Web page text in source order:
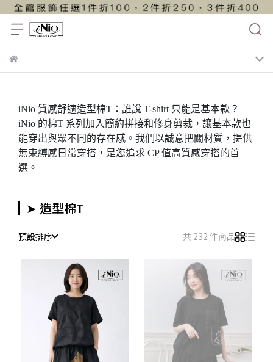
iNio 質感舒適造型棉T：誰說 T-shirt 只能是基本款？
iNio 的棉T 系列加入簡約拼接和修身剪裁，讓基本款也
能穿出與眾不同的存在感。我們以誠意把關材質，提供
無束縛感日常穿搭，是您追求 CP 值高質感穿搭的首
選。
➤ 造型棉T
預設排序 共 232 件商品